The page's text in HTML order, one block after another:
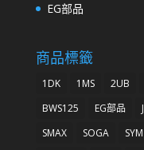
EG部品
商品標籤
1DK 1MS 2UB
BWS125
EG部品
SMAX
SOGA SYM